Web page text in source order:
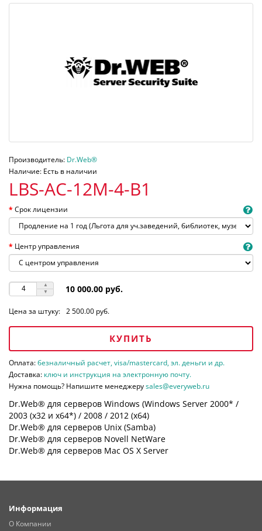
Производитель: Dr.Web®
Наличие: Есть в наличии
LBS-AC-12M-4-B1
Срок лицензии
Центр управления
10 000.00 руб.
Цена за штуку: 2 500.00 руб.
КУПИТЬ
Оплата:безналичный расчет, visa/mastercard, эл. деньги и др.
Доставка: ключ и инструкция на электронную почту.
Нужна помощь? Напишите менеджеруsales@everyweb.ru
Dr.Web® для серверов Windows (Windows Server 2000* /
2003 (х32 и х64*) / 2008 / 2012 (х64)
Dr.Web® для серверов Unix (Samba)
Dr.Web® для серверов Novell NetWare
Dr.Web® для серверов Mac OS X Server
Информация
О Компании